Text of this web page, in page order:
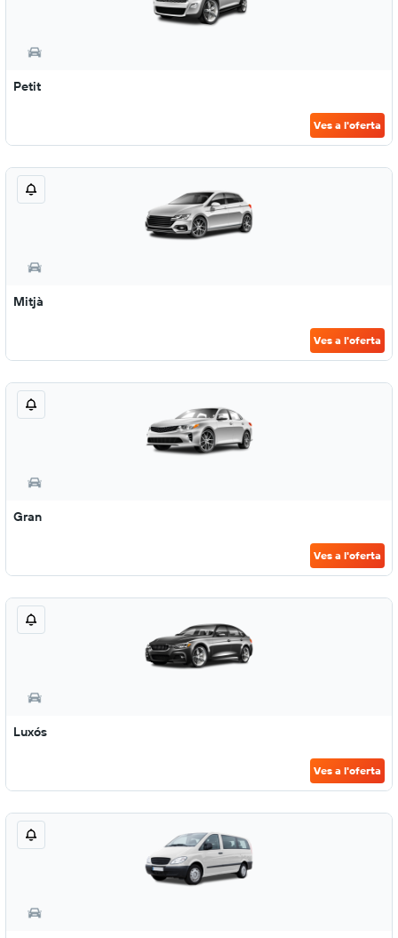
Petit
Ves a l'oferta
Mitjà
Ves a l'oferta
Gran
Ves a l'oferta
Luxós
Ves a l'oferta